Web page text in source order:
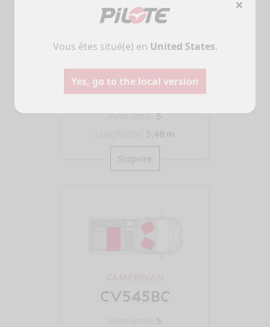
CAMPERVAN
CV545BC
EVIDENCE
Posti letto :5
5,48 m
Scoprire
CV545BC
5
×
Vous êtes situé(e) en United States.
Yes, go to the local version